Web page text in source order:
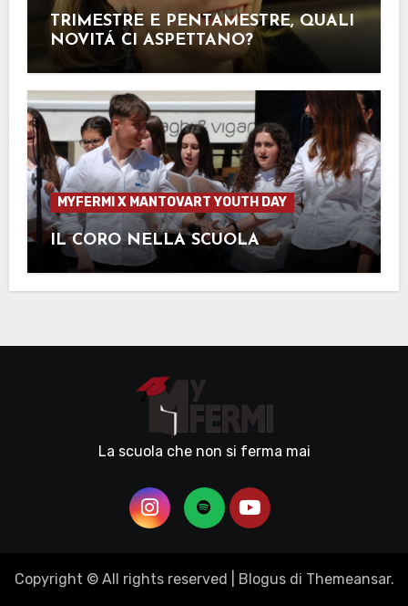
TRIMESTRE E PENTAMESTRE, QUALI
NOVITÁ CI ASPETTANO?
MYFERMI X MANTOVART YOUTH DAY
IL CORO NELLA SCUOLA
La scuola che non si ferma mai
Copyright © All rights reserved Blogusdi Themeansar.